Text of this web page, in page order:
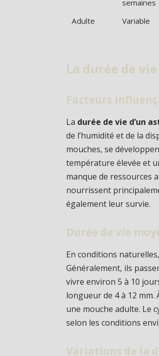
semaines
Adulte Variable
La durée de
Facteurs
La durée de vie d’un
de l’humidité et de la
mouches, se
température élevée et
manque de ressources
nourrissent
également leur survie.
Durée de vie
En conditions
Généralement, ils
vivre environ 5 à 10
longueur de 4 à 12
une mouche adulte. Le
selon les conditions
Variations de la